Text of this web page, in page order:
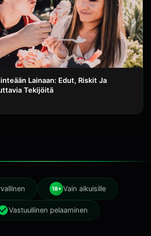
Lainaan: Edut, Riskit Ja
Tekijöitä
18+ Vain aikuisille
Vastuullinen pelaaminen